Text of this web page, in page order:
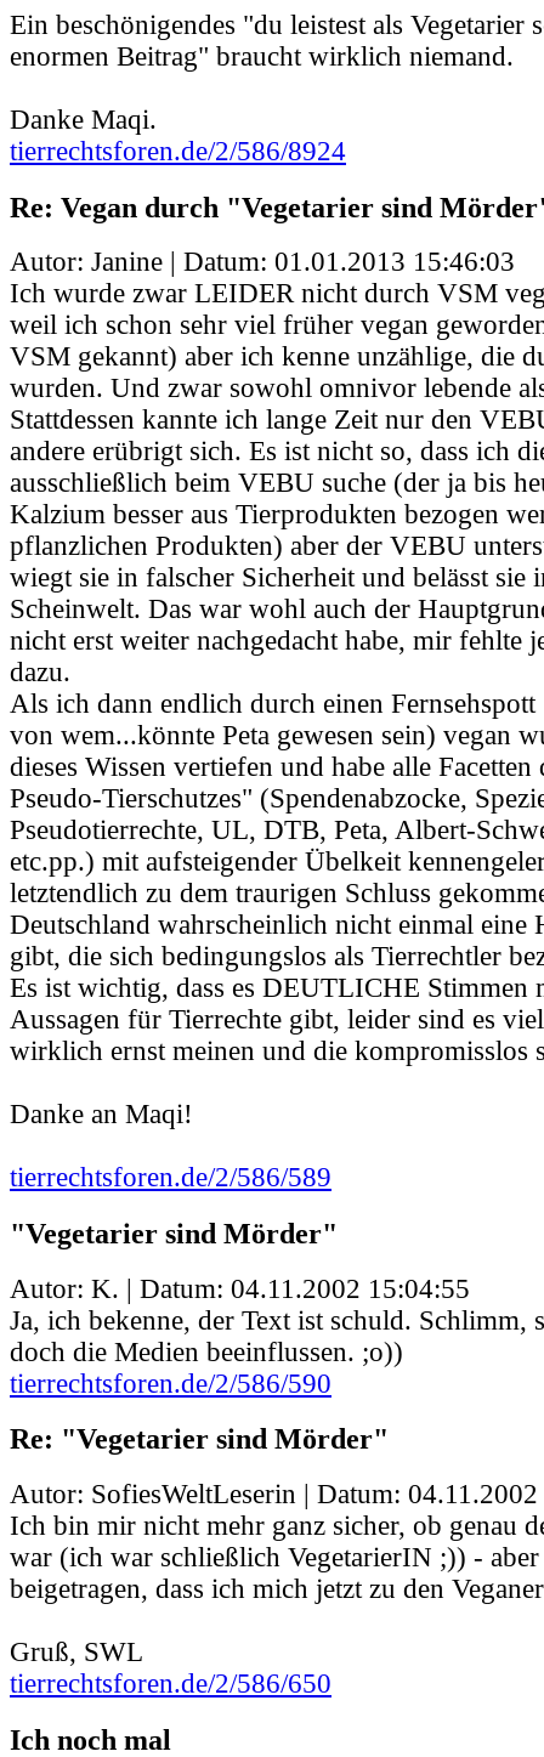
Ein beschönigendes "du leistest als Vegetarier
enormen Beitrag" braucht wirklich niemand.
Danke Maqi.
tierrechtsforen.de/2/586/8924
Re: Vegan durch "Vegetarier sind
Autor: Janine | Datum: 01.01.2013 15:46:03
Ich wurde zwar LEIDER nicht durch VSM
weil ich schon sehr viel früher vegan
VSM gekannt) aber ich kenne unzählige, die
wurden. Und zwar sowohl omnivor lebende
Stattdessen kannte ich lange Zeit nur den
andere erübrigt sich. Es ist nicht so, dass ich
ausschließlich beim VEBU suche (der ja bis
Kalzium besser aus Tierprodukten bezogen
pflanzlichen Produkten) aber der VEBU
wiegt sie in falscher Sicherheit und belässt sie
Scheinwelt. Das war wohl auch der
nicht erst weiter nachgedacht habe, mir fehlte
dazu.
Als ich dann endlich durch einen
von wem...könnte Peta gewesen sein) vegan
dieses Wissen vertiefen und habe alle Facetten
Pseudo-Tierschutzes" (Spendenabzocke,
Pseudotierrechte, UL, DTB, Peta, Albert-
etc.pp.) mit aufsteigender Übelkeit
letztendlich zu dem traurigen Schluss
Deutschland wahrscheinlich nicht einmal eine
gibt, die sich bedingungslos als Tierrechtler
Es ist wichtig, dass es DEUTLICHE Stimmen
Aussagen für Tierrechte gibt, leider sind es
wirklich ernst meinen und die kompromisslos
Danke an Maqi!
tierrechtsforen.de/2/586/589
"Vegetarier sind Mörder"
Autor: K. | Datum: 04.11.2002 15:04:55
Ja, ich bekenne, der Text ist schuld. Schlimm,
doch die Medien beeinflussen. ;o))
tierrechtsforen.de/2/586/590
Re: "Vegetarier sind Mörder"
Autor: SofiesWeltLeserin | Datum:
Ich bin mir nicht mehr ganz sicher, ob genau
war (ich war schließlich VegetarierIN ;)) - aber
beigetragen, dass ich mich jetzt zu den
Gruß, SWL
tierrechtsforen.de/2/586/650
Ich noch mal